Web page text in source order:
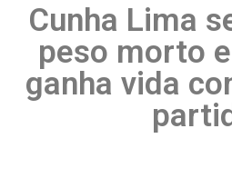
Cunha Lima
peso morto
ganha vida